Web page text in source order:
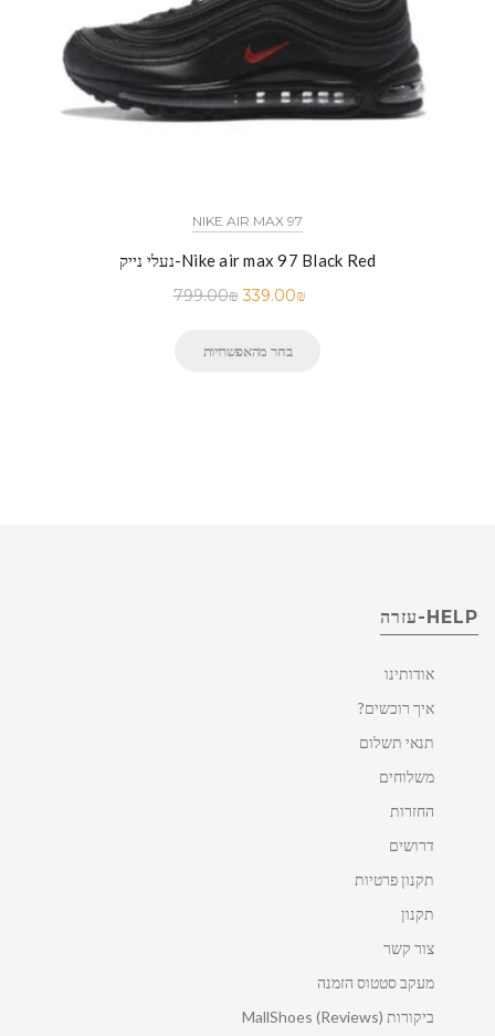
NIKE AIR MAX 97
נעלי נייק-Nike air max 97 Black Red
799.00₪ 339.00₪
בחר מהאפשרויות
HELP-עזרה
אודותינו
איך רוכשים?
תנאי תשלום
משלוחים
החזרות
דרושים
תקנון פרטיות
תקנון
צור קשר
מעקב סטטוס הזמנה
ביקורות MallShoes (Reviews)